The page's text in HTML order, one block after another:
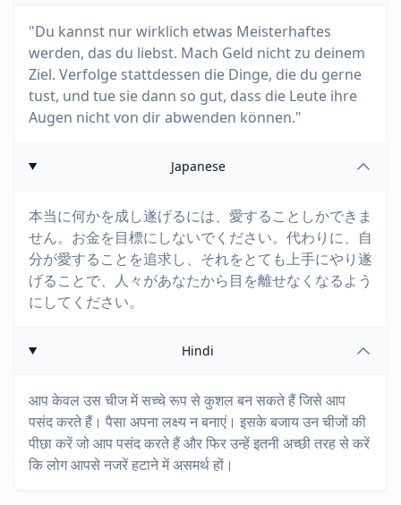
"Du kannst nur wirklich etwas Meisterhaftes
werden, das du liebst. Mach Geld nicht zu deinem
Ziel. Verfolge stattdessen die Dinge, die du gerne
tust, und tue sie dann so gut, dass die Leute ihre
Augen nicht von dir abwenden können."
Japanese
本当に何かを成し遂げるには、愛することしかできま
せん。お金を目標にしないでください。代わりに、自
分が愛することを追求し、それをとても上手にやり遂
げることで、人々があなたから目を離せなくなるよう
にしてください。
Hindi
आप केवल उस चीज में सच्चे रूप से कुशल बन सकते हैं जिसे आप
पसंद करते हैं। पैसा अपना लक्ष्य न बनाएं। इसके बजाय उन चीजों की
पीछा करें जो आप पसंद करते हैं और फिर उन्हें इतनी अच्छी तरह से करें
कि लोग आपसे नजरें हटाने में असमर्थ हों।